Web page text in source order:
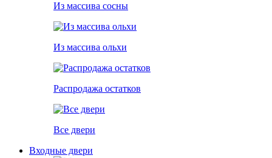
Из массива сосны
Из массива ольхи
Распродажа остатков
Все двери
Входные двери